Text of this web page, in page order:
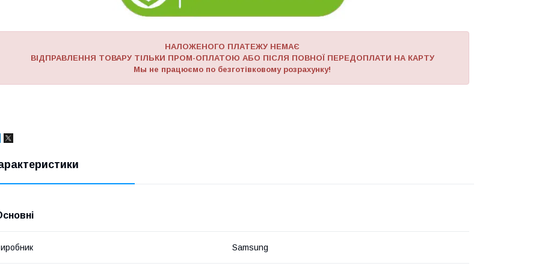
НАЛОЖЕНОГО ПЛАТЕЖУ НЕМАЄ
ВІДПРАВЛЕННЯ ТОВАРУ ТІЛЬКИ ПРОМ-ОПЛАТОЮ АБО ПІСЛЯ ПОВНОЇ ПЕРЕДОПЛАТИ НА КАРТУ
Мы не працюємо по безготівковому розрахунку!
Samsung